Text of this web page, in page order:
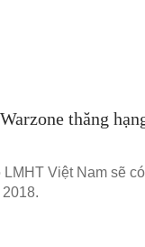
thăng
Việt Nam sẽ